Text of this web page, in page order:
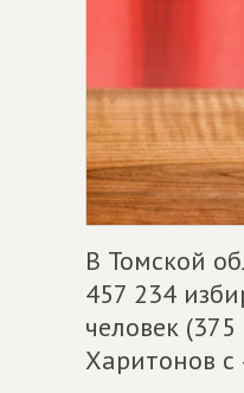
В Томской
457 234
человек
Харитонов с